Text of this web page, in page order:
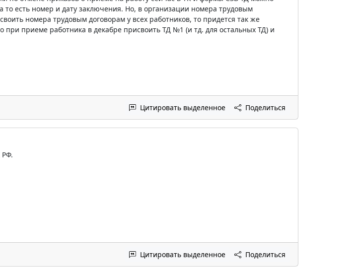
то есть номер и дату заключения. Но, в организации номера трудовым
номера трудовым договорам у всех работников, то придется так же
при приеме работника в декабре присвоить ТД №1 (и тд. для остальных ТД) и
Цитировать выделенное Поделиться
РФ.
Цитировать выделенное Поделиться